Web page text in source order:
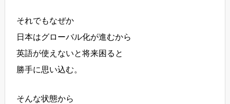
それでもなぜか
日本はグローバル化が進むから
英語が使えないと将来困ると
勝手に思い込む。
そんな状態から